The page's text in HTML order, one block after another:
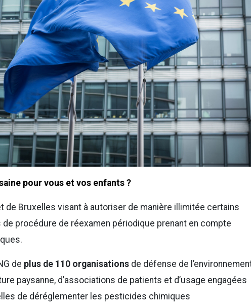
pour vous et vos enfants ?
de Bruxelles visant à autoriser de manière illimitée certains
de procédure de réexamen périodique prenant en compte
de plus de 110 organisations de défense de
paysanne, d’associations de patients et d’usage engagées
de déréglementer les pesticides chimiques